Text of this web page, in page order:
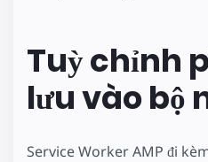
Tuỳ chỉnh
lưu vào bộ
Service Worker AMP đi